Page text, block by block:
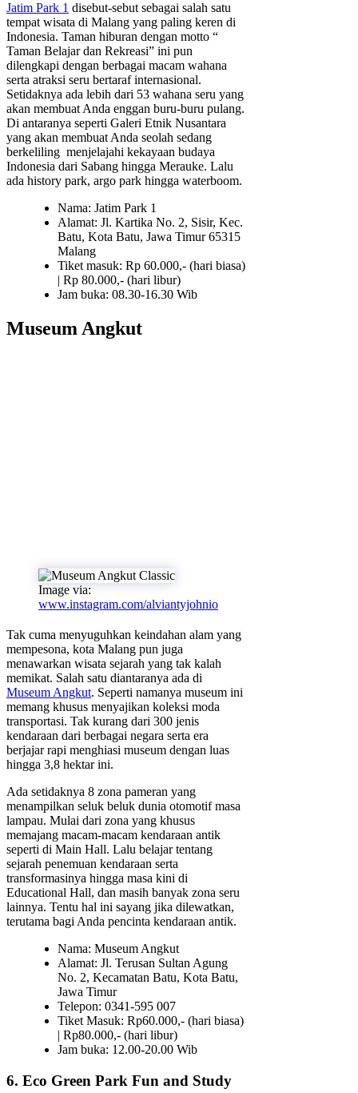
Jatim Park 1 disebut-sebut sebagai salah satu
tempat wisata di Malang yang paling keren di
Indonesia. Taman hiburan dengan motto “
Taman Belajar dan Rekreasi” ini pun
dilengkapi dengan berbagai macam wahana
serta atraksi seru bertaraf internasional.
Setidaknya ada lebih dari 53 wahana seru yang
akan membuat Anda enggan buru-buru pulang.
Di antaranya seperti Galeri Etnik Nusantara
yang akan membuat Anda seolah sedang
berkeliling menjelajahi kekayaan budaya
Indonesia dari Sabang hingga Merauke. Lalu
ada history park, argo park hingga waterboom.
Nama: Jatim Park 1
Alamat: Jl. Kartika No. 2, Sisir, Kec.
Batu, Kota Batu, Jawa Timur 65315
Malang
Tiket masuk: Rp 60.000,- (hari biasa)
| Rp 80.000,- (hari libur)
Jam buka: 08.30-16.30 Wib
Museum Angkut
Image via:
www.instagram.com/alviantyjohnio
Tak cuma menyuguhkan keindahan alam yang
mempesona, kota Malang pun juga
menawarkan wisata sejarah yang tak kalah
memikat. Salah satu diantaranya ada di
Museum Angkut. Seperti namanya museum ini
memang khusus menyajikan koleksi moda
transportasi. Tak kurang dari 300 jenis
kendaraan dari berbagai negara serta era
berjajar rapi menghiasi museum dengan luas
hingga 3,8 hektar ini.
Ada setidaknya 8 zona pameran yang
menampilkan seluk beluk dunia otomotif masa
lampau. Mulai dari zona yang khusus
memajang macam-macam kendaraan antik
seperti di Main Hall. Lalu belajar tentang
sejarah penemuan kendaraan serta
transformasinya hingga masa kini di
Educational Hall, dan masih banyak zona seru
lainnya. Tentu hal ini sayang jika dilewatkan,
terutama bagi Anda pencinta kendaraan antik.
Nama: Museum Angkut
Alamat: Jl. Terusan Sultan Agung
No. 2, Kecamatan Batu, Kota Batu,
Jawa Timur
Telepon: 0341-595 007
Tiket Masuk: Rp60.000,- (hari biasa)
| Rp80.000,- (hari libur)
Jam buka: 12.00-20.00 Wib
6. Eco Green Park Fun and Study